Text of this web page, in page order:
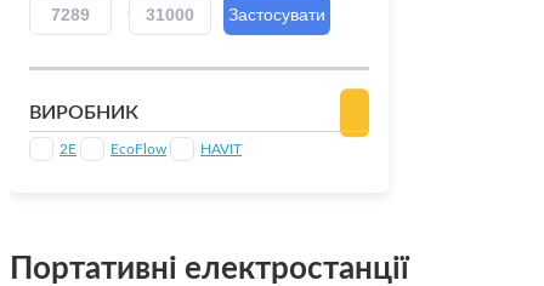
ВИРОБНИК
2E EcoFlow HAVIT
Портативні електростанції